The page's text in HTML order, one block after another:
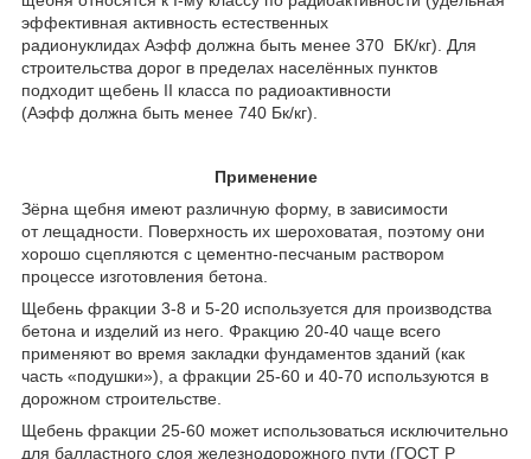
эффективная активность естественных
радионуклидах Аэфф должна быть менее 370 БК/кг). Для
строительства дорог в пределах населённых пунктов
подходит щебень II класса по радиоактивности
(Аэфф должна быть менее 740 Бк/кг).
Применение
Зёрна щебня имеют различную форму, в зависимости
от лещадности. Поверхность их шероховатая, поэтому они
хорошо сцепляются с цементно-песчаным раствором
процессе изготовления бетона.
Щебень фракции 3-8 и 5-20 используется для производства
бетона и изделий из него. Фракцию 20-40 чаще всего
применяют во время закладки фундаментов зданий (как
часть «подушки»), а фракции 25-60 и 40-70 используются в
дорожном строительстве.
Щебень фракции 25-60 может использоваться исключительно
для балластного слоя железнодорожного пути (ГОСТ Р